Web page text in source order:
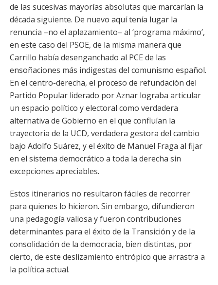
de las sucesivas mayorías absolutas que marcarían la
década siguiente. De nuevo aquí tenía lugar la
renuncia –no el aplazamiento– al ‘programa máximo’,
en este caso del PSOE, de la misma manera que
Carrillo había desenganchado al PCE de las
ensoñaciones más indigestas del comunismo español.
En el centro-derecha, el proceso de refundación del
Partido Popular liderado por Aznar lograba articular
un espacio político y electoral como verdadera
alternativa de Gobierno en el que confluían la
trayectoria de la UCD, verdadera gestora del cambio
bajo Adolfo Suárez, y el éxito de Manuel Fraga al fijar
en el sistema democrático a toda la derecha sin
excepciones apreciables.
Estos itinerarios no resultaron fáciles de recorrer
para quienes lo hicieron. Sin embargo, difundieron
una pedagogía valiosa y fueron contribuciones
determinantes para el éxito de la Transición y de la
consolidación de la democracia, bien distintas, por
cierto, de este deslizamiento entrópico que arrastra a
la política actual.